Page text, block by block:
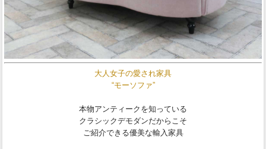
大人女子の愛され家具
“モーソファ”
本物アンティークを知っている
クラシックデモダンだからこそ
ご紹介できる優美な輸入家具